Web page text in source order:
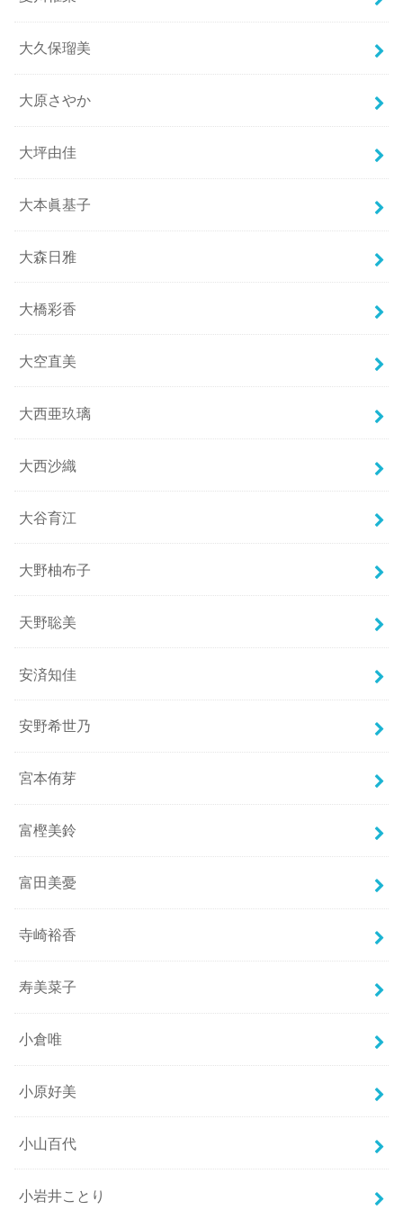
大久保瑠美
大原さやか
大坪由佳
大本眞基子
大森日雅
大橋彩香
大空直美
大西亜玖璃
大西沙織
大谷育江
大野柚布子
天野聡美
安済知佳
安野希世乃
宮本侑芽
富樫美鈴
富田美憂
寺崎裕香
寿美菜子
小倉唯
小原好美
小山百代
小岩井ことり